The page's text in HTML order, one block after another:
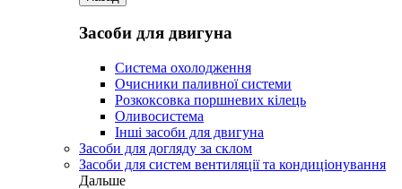
Засоби для двигуна
Система охолодження
Очисники паливної системи
Розкоксовка поршневих кілець
Оливосистема
Iнші засоби для двигуна
Засоби для догляду за склом
Засоби для систем вентиляції та кондиціонування
Дальше